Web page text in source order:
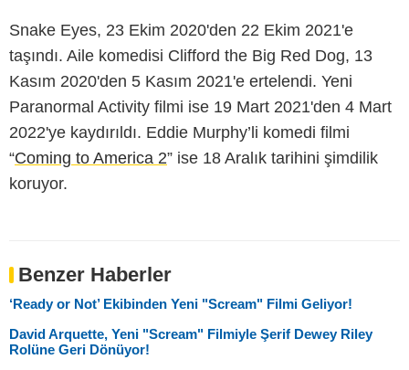
Snake Eyes, 23 Ekim 2020'den 22 Ekim 2021'e
taşındı. Aile komedisi Clifford the Big Red Dog, 13
Kasım 2020'den 5 Kasım 2021'e ertelendi. Yeni
Paranormal Activity filmi ise 19 Mart 2021'den 4 Mart
2022'ye kaydırıldı. Eddie Murphy’li komedi filmi
“Coming to America 2” ise 18 Aralık tarihini şimdilik
koruyor.
Benzer Haberler
‘Ready or Not’ Ekibinden Yeni "Scream" Filmi Geliyor!
David Arquette, Yeni "Scream" Filmiyle Şerif Dewey Riley
Rolüne Geri Dönüyor!